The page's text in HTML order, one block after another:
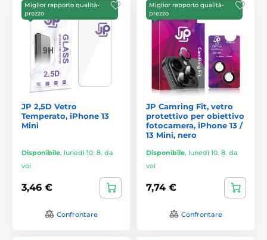
Miglior rapporto qualità-
prezzo
JP 2,5D Vetro
Temperato, iPhone 13
Mini
Disponibile, lunedì 10. 8. da
voi
3,46 €
Confrontare
Miglior rapporto qualità-
prezzo
JP Camring Fit, vetro
protettivo per obiettivo
fotocamera, iPhone 13 /
13 Mini, nero
Disponibile, lunedì 10. 8. da
voi
7,74 €
Confrontare